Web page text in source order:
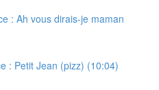
: Ah vous dirais-je maman
: Petit Jean (pizz) (10:04)